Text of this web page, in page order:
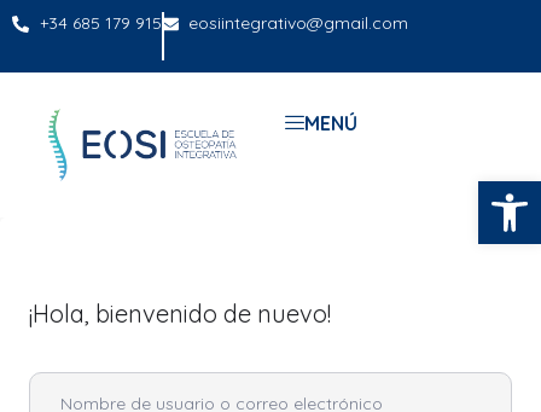
+34 685 179 915 eosiintegrativo@gmail.com
MENÚ
¡Hola, bienvenido de nuevo!